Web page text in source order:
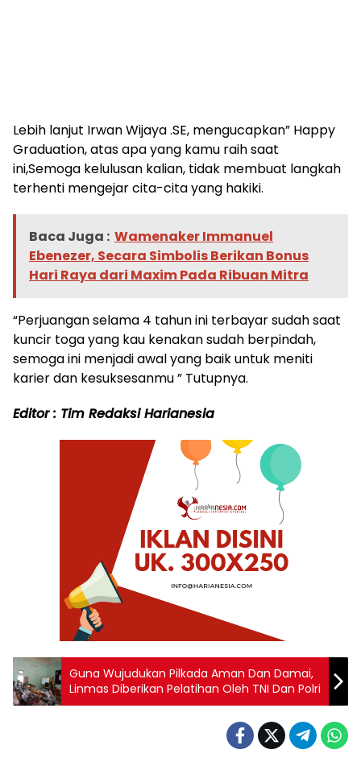
Lebih lanjut Irwan Wijaya .SE, mengucapkan” Happy
Graduation, atas apa yang kamu raih saat
ini,Semoga kelulusan kalian, tidak membuat langkah
terhenti mengejar cita-cita yang hakiki.
Baca Juga : Wamenaker Immanuel
Ebenezer, Secara Simbolis Berikan Bonus
Hari Raya dari Maxim Pada Ribuan Mitra
“Perjuangan selama 4 tahun ini terbayar sudah saat
kuncir toga yang kau kenakan sudah berpindah,
semoga ini menjadi awal yang baik untuk meniti
karier dan kesuksesanmu ” Tutupnya.
Editor : Tim Redaksi Harianesia
Guna Wujudukan Pilkada Aman Dan Damai,
Linmas Diberikan Pelatihan Oleh TNI Dan Polri